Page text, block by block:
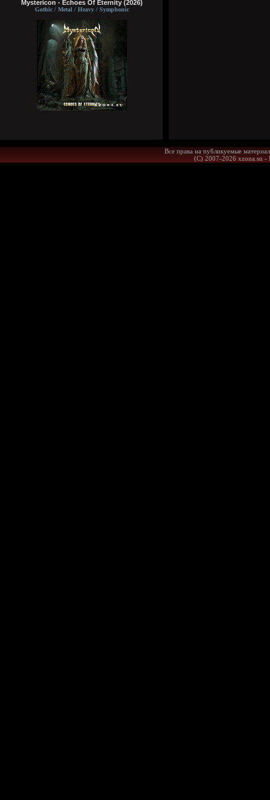
Mystericon - Echoes Of Eternity (2026)
Gothic / Metal / Heavy / Symphonic
Все права на публикуемые
(С) 2007-2026 xzona.su -